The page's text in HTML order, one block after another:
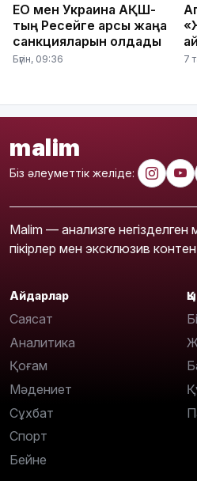
ЕО мен Украина АҚШ-
тың Ресейге қарсы жаңа
санкцияларын қолдады
Бүгін, 09:36 7
malim
Біз әлеуметтік желіде:
Malim — анализге негізделген
пікірлер мен эксклюзив
Айдарлар
Саясат
Аналитика
Қоғам
Мәдениет
Сұхбат
Спорт
Бейне